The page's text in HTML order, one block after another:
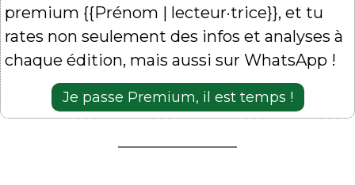
premium {{Prénom | lecteur·trice}}, et tu
rates non seulement des infos et analyses à
chaque édition, mais aussi sur WhatsApp !
Je passe Premium, il est temps !